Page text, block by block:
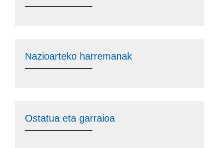
Nazioarteko harremanak
Ostatua eta garraioa